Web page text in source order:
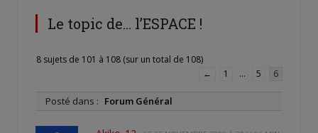
Le topic de… l’ESPACE !
8 sujets de 101 à 108 (sur un total de 108)
←
1 … 5 6
Posté dans : Forum Général